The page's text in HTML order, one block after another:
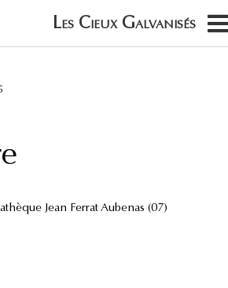
Jean Ferrat Aubenas (07)